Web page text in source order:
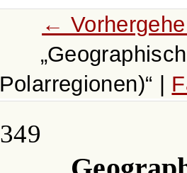
←
Polarregionen)
349